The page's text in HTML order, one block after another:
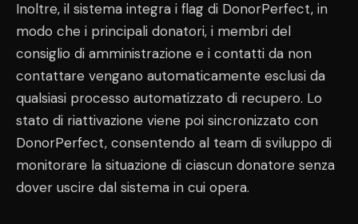
Inoltre, il sistema integra i flag di DonorPerfect, in
modo che i principali donatori, i membri del
consiglio di amministrazione e i contatti da non
contattare vengano automaticamente esclusi da
qualsiasi processo automatizzato di recupero. Lo
stato di riattivazione viene poi sincronizzato con
DonorPerfect, consentendo al team di sviluppo di
monitorare la situazione di ciascun donatore senza
dover uscire dal sistema in cui opera.